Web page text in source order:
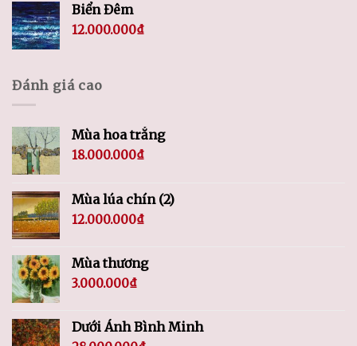
Biển Đêm
12.000.000₫
Đánh giá cao
Mùa hoa trắng
18.000.000₫
Mùa lúa chín (2)
12.000.000₫
Mùa thương
3.000.000₫
Dưới Ánh Bình Minh